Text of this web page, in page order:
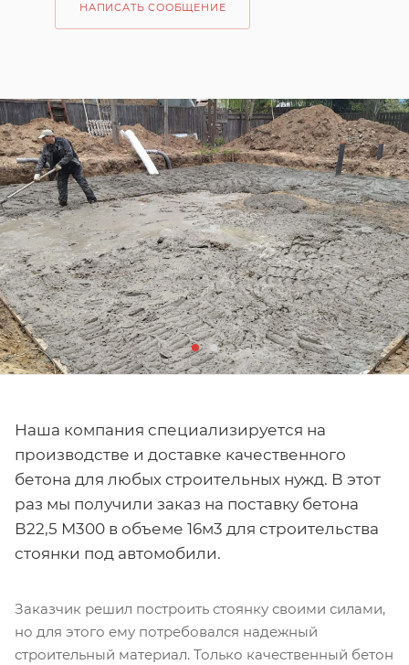
НАПИСАТЬ СООБЩЕНИЕ
Наша компания специализируется на
производстве и доставке качественного
бетона для любых строительных нужд. В этот
раз мы получили заказ на поставку бетона
В22,5 М300 в объеме 16м3 для строительства
стоянки под автомобили.
Заказчик решил построить стоянку своими силами,
но для этого ему потребовался надежный
строительный материал. Только качественный бетон